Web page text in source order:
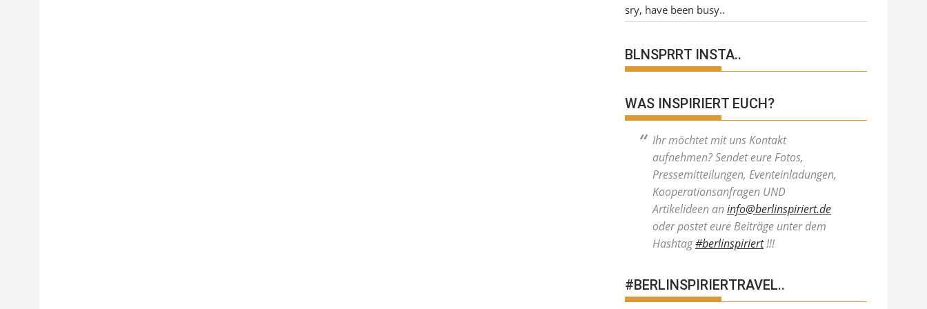
sry, have been busy..
BLNSPRRT INSTA..
WAS INSPIRIERT EUCH?
Ihr möchtet mit uns Kontakt
aufnehmen? Sendet eure Fotos,
Pressemitteilungen, Eventeinladungen,
Kooperationsanfragen UND
Artikelideen aninfo@berlinspiriert.de
oder postet eure Beiträge unter dem
Hashtag#berlinspiriert!!!
#BERLINSPIRIERTRAVEL..